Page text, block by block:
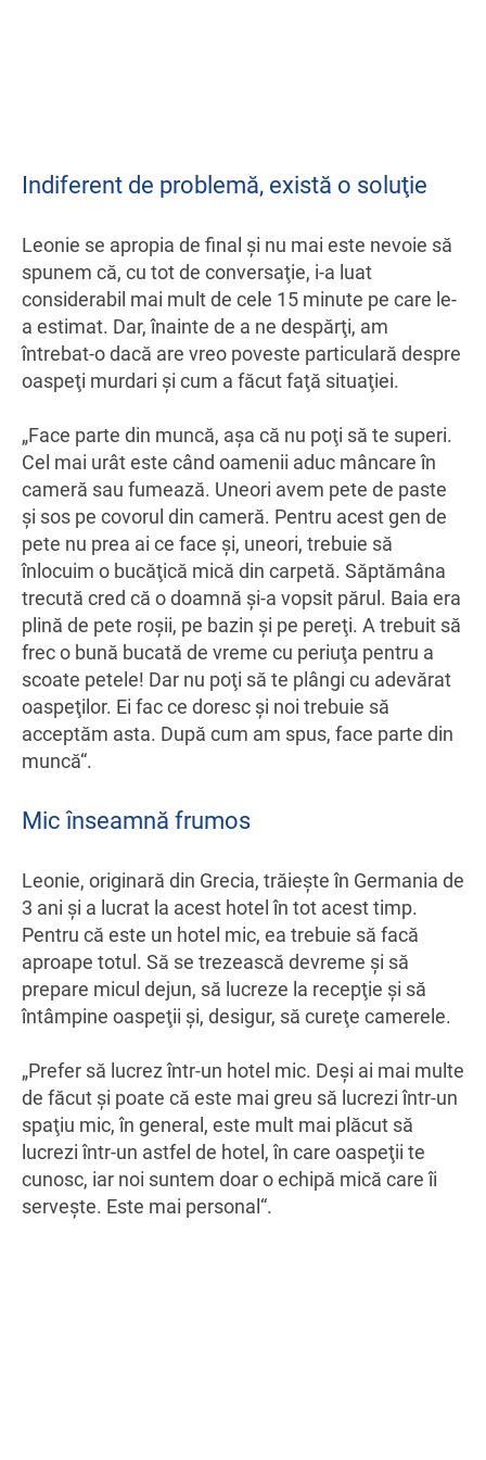
Indiferent de problemă, există o soluţie
Leonie se apropia de final şi nu mai este nevoie să
spunem că, cu tot de conversaţie, i-a luat
considerabil mai mult de cele 15 minute pe care le-
a estimat. Dar, înainte de a ne despărţi, am
întrebat-o dacă are vreo poveste particulară despre
oaspeţi murdari şi cum a făcut faţă situaţiei.
„Face parte din muncă, aşa că nu poţi să te superi.
Cel mai urât este când oamenii aduc mâncare în
cameră sau fumează. Uneori avem pete de paste
şi sos pe covorul din cameră. Pentru acest gen de
pete nu prea ai ce face şi, uneori, trebuie să
înlocuim o bucăţică mică din carpetă. Săptămâna
trecută cred că o doamnă şi-a vopsit părul. Baia era
plină de pete roşii, pe bazin şi pe pereţi. A trebuit să
frec o bună bucată de vreme cu periuţa pentru a
scoate petele! Dar nu poţi să te plângi cu adevărat
oaspeţilor. Ei fac ce doresc şi noi trebuie să
acceptăm asta. După cum am spus, face parte din
muncă“.
Mic înseamnă frumos
Leonie, originară din Grecia, trăieşte în Germania de
3 ani şi a lucrat la acest hotel în tot acest timp.
Pentru că este un hotel mic, ea trebuie să facă
aproape totul. Să se trezească devreme şi să
prepare micul dejun, să lucreze la recepţie şi să
întâmpine oaspeţii şi, desigur, să cureţe camerele.
„Prefer să lucrez într-un hotel mic. Deşi ai mai multe
de făcut şi poate că este mai greu să lucrezi într-un
spaţiu mic, în general, este mult mai plăcut să
lucrezi într-un astfel de hotel, în care oaspeţii te
cunosc, iar noi suntem doar o echipă mică care îi
serveşte. Este mai personal“.